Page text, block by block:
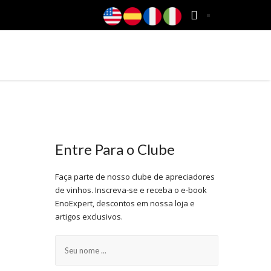
Entre Para o Clube
Faça parte de nosso clube de apreciadores
de vinhos. Inscreva-se e receba o e-book
EnoExpert, descontos em nossa loja e
artigos exclusivos.